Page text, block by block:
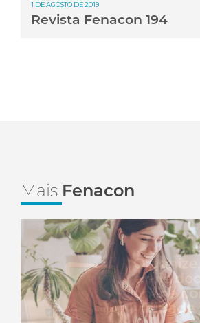
1 DE AGOSTO DE 2019
Revista Fenacon 194
Mais Fenacon